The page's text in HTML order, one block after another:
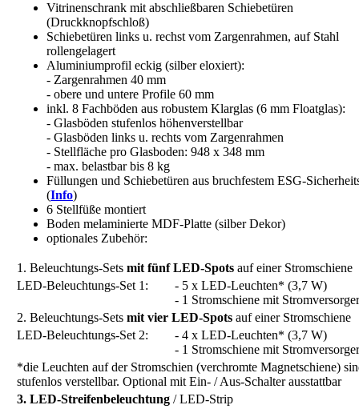
Vitrinenschrank mit abschließbaren Schiebetüren
(Druckknopfschloß)
Schiebetüren links u. rechst vom Zargenrahmen, auf Stahl
rollengelagert
Aluminiumprofil eckig (silber eloxiert):
- Zargenrahmen 40 mm
- obere und untere Profile 60 mm
inkl. 8 Fachböden aus robustem Klarglas (6 mm Floatglas):
- Glasböden stufenlos höhenverstellbar
- Glasböden links u. rechts vom Zargenrahmen
- Stellfläche pro Glasboden: 948 x 348 mm
- max. belastbar bis 8 kg
Füllungen und Schiebetüren aus bruchfestem ESG-
(Info)
6 Stellfüße montiert
Boden melaminierte MDF-Platte (silber Dekor)
optionales Zubehör:
1. Beleuchtungs-Sets mit fünf LED-Spots auf einer Stromschiene
LED-Beleuchtungs-Set 1:
- 5 x LED-Leuchten* (3,7 W)
- 1 Stromschiene mit Stromversorger
2. Beleuchtungs-Sets mit vier LED-Spots auf einer Stromschiene
LED-Beleuchtungs-Set 2:
- 4 x LED-Leuchten* (3,7 W)
- 1 Stromschiene mit Stromversorger
*die Leuchten auf der Stromschien (verchromte Magnetschiene)
stufenlos verstellbar. Optional mit Ein- / Aus-Schalter ausstattbar
3. LED-Streifenbeleuchtung / LED-Strip